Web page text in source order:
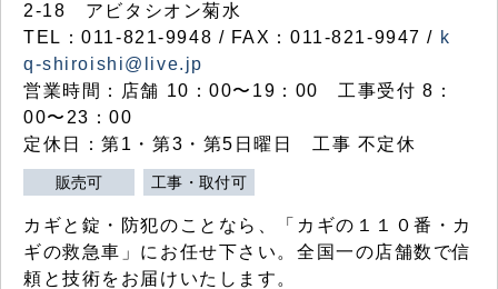
2-18 アビタシオン菊水
TEL：011-821-9948 / FAX：011-821-9947 / k
q-shiroishi@live.jp
営業時間：店舗 10：00〜19：00 工事受付 8：
00〜23：00
定休日：第1・第3・第5日曜日 工事 不定休
販売可 工事・取付可
カギと錠・防犯のことなら、「カギの１１０番・カ
ギの救急車」にお任せ下さい。全国一の店舗数で信
頼と技術をお届けいたします。